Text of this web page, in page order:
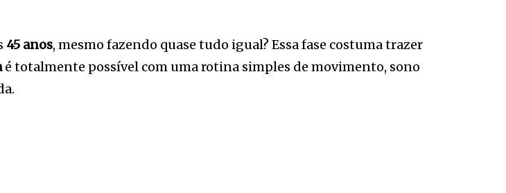
45 anos, mesmo fazendo quase tudo igual? Essa fase costuma trazer
é totalmente possível com uma rotina simples de movimento, sono